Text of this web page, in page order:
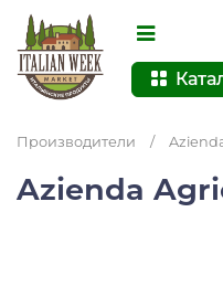
Производители /
Azienda